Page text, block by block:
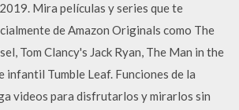
Mira películas y series que te
de Amazon Originals como The
Tom Clancy's Jack Ryan, The Man in the
infantil Tumble Leaf. Funciones de la
videos para disfrutarlos y mirarlos sin